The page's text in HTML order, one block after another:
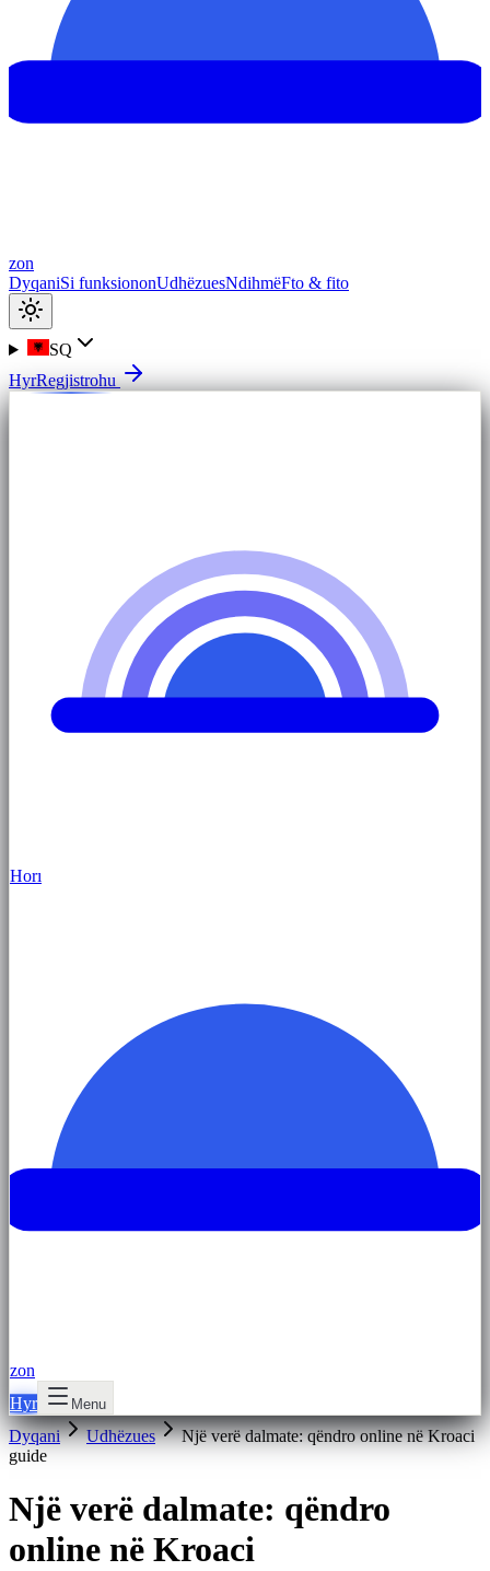
zon
DyqaniSi funksiononUdhëzuesNdihmëFto & fito
SQ
HyrRegjistrohu
Horı
zon
Hyr
Menu
Dyqani Udhëzues
Një verë dalmate: qëndro online në Kroaci
guide
Një verë dalmate: qëndro
online në Kroaci